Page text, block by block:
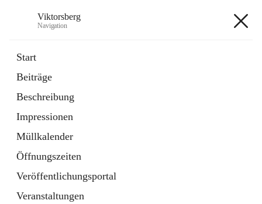
Viktorsberg
Navigation
Start
Beiträge
Beschreibung
Impressionen
Müllkalender
Öffnungszeiten
Veröffentlichungsportal
Veranstaltungen
1 Schnellzugriff
Bürgerservice
10 Schnellzugriffe